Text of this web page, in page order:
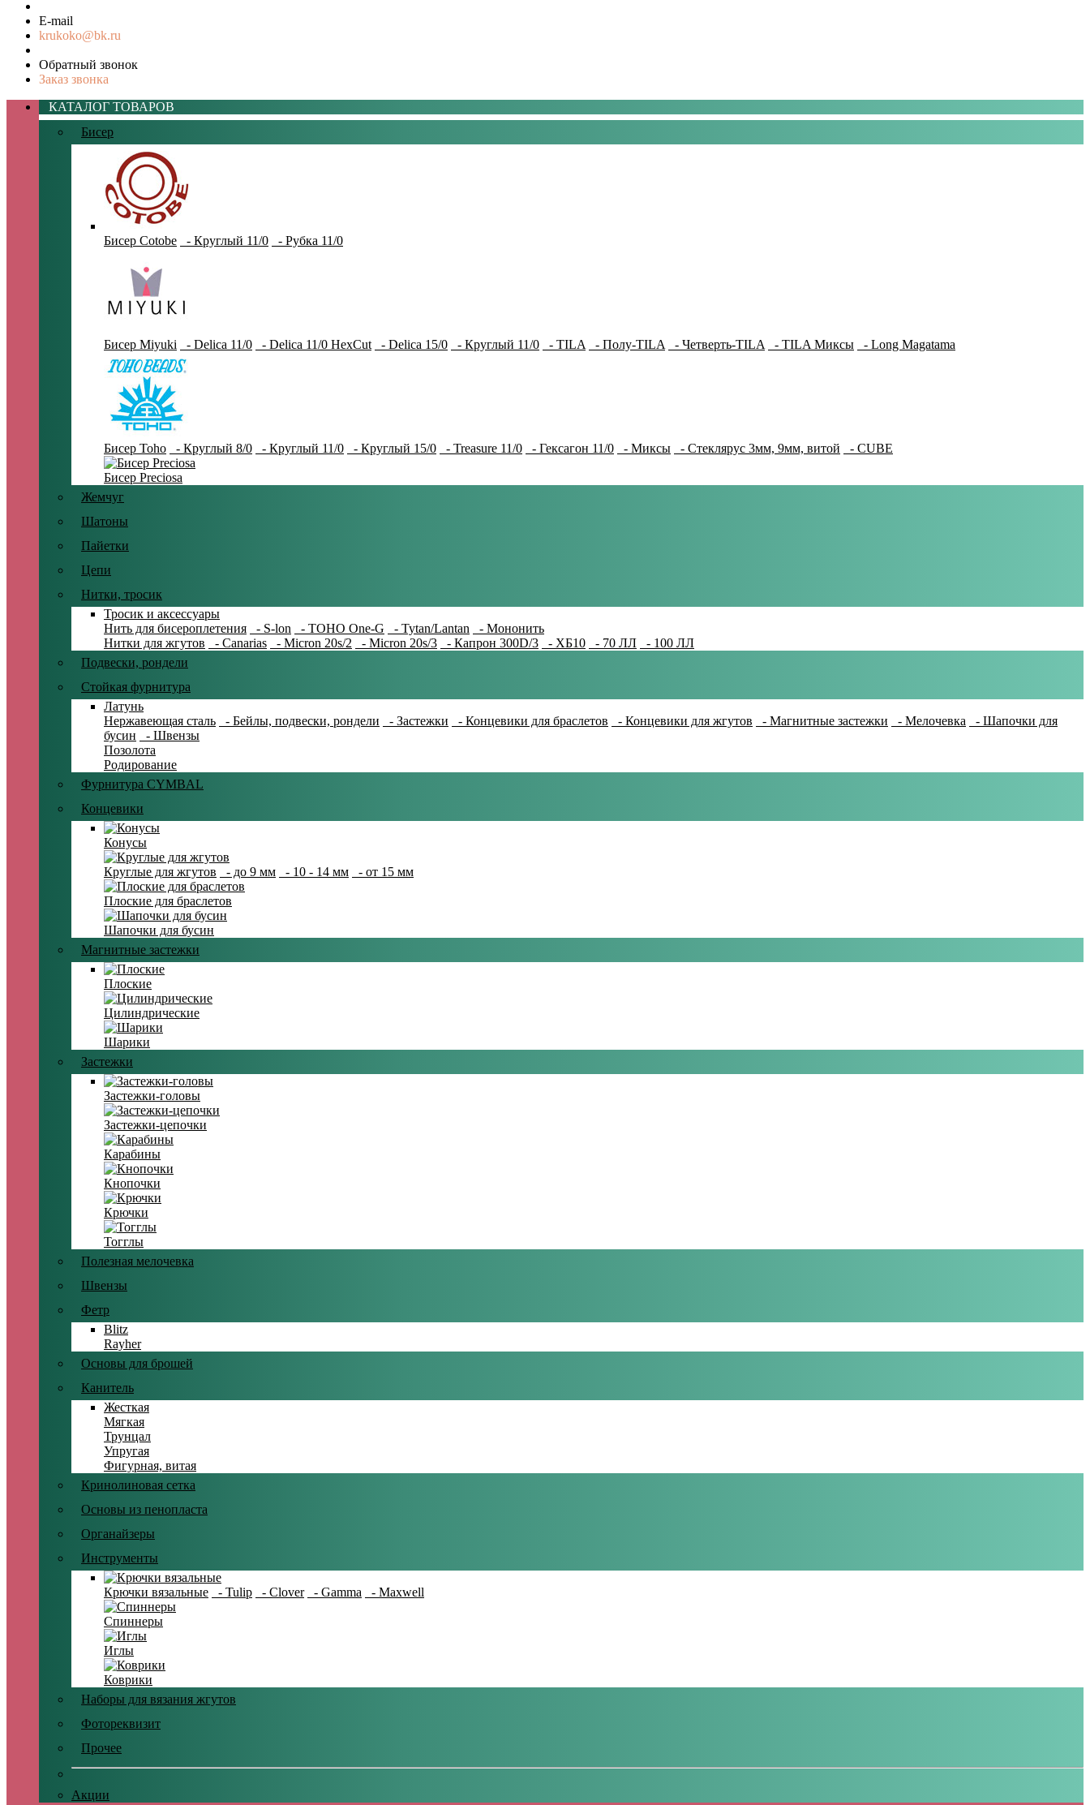
E-mail
krukoko@bk.ru
Обратный звонок
Заказ звонка
КАТАЛОГ ТОВАРОВ
Бисер
Бисер Cotobe - Круглый 11/0 - Рубка 11/0
Бисер Miyuki - Delica 11/0 - Delica 11/0 HexCut - Delica 15/0 - Круглый 11/0 - TILA - Полу-TILA - Четверть-TILA - TILA Миксы - Long Magatama
Бисер Toho - Круглый 8/0 - Круглый 11/0 - Круглый 15/0 - Treasure 11/0 - Гексагон 11/0 - Миксы - Стеклярус 3мм, 9мм, витой - CUBE
Бисер Preciosa
Жемчуг
Шатоны
Пайетки
Цепи
Нитки, тросик
Тросик и аксессуары
Нить для бисероплетения
- S-lon - TOHO One-G - Tytan/Lantan
- Мононить
Нитки для жгутов
- Canarias - Micron 20s/2 - Micron 20s/3 - Капрон 300D/3 - ХБ10 - 70 ЛЛ
- 100 ЛЛ
Подвески, рондели
Стойкая фурнитура
Латунь
Нержавеющая сталь
- Бейлы, подвески, рондели - Застежки - Концевики для браслетов - Концевики для жгутов - Магнитные застежки - Мелочевка
- Шапочки для
бусин
- Швензы
Позолота
Родирование
Фурнитура CYMBAL
Концевики
Конусы
Круглые для жгутов - до 9 мм - 10 - 14 мм - от 15 мм
Плоские для браслетов
Шапочки для бусин
Магнитные застежки
Плоские
Цилиндрические
Шарики
Застежки
Застежки-головы
Застежки-цепочки
Карабины
Кнопочки
Крючки
Тогглы
Полезная мелочевка
Швензы
Фетр
Blitz
Rayher
Основы для брошей
Канитель
Жесткая
Мягкая
Трунцал
Упругая
Фигурная, витая
Кринолиновая сетка
Основы из пенопласта
Органайзеры
Инструменты
Крючки вязальные - Tulip - Clover - Gamma - Maxwell
Спиннеры
Иглы
Коврики
Наборы для вязания жгутов
Фотореквизит
Прочее
Акции